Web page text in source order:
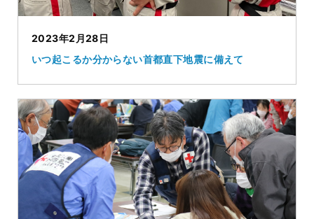
2023年2月28日
いつ起こるか分からない首都直下地震に備えて